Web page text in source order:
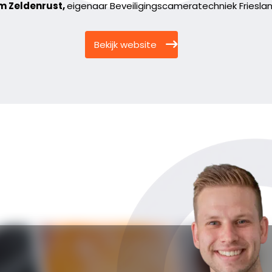
Zeldenrust,eigenaar Beveiligingscameratechniek
Bekijk website